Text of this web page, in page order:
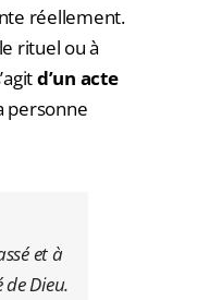
réellement.
rituel ou à
d’un acte
personne
et à
Dieu.